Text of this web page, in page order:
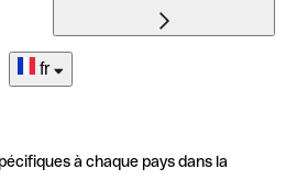
fr
à chaque pays dans la